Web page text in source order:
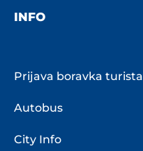
INFO
Prijava boravka turista
Autobus
City Info